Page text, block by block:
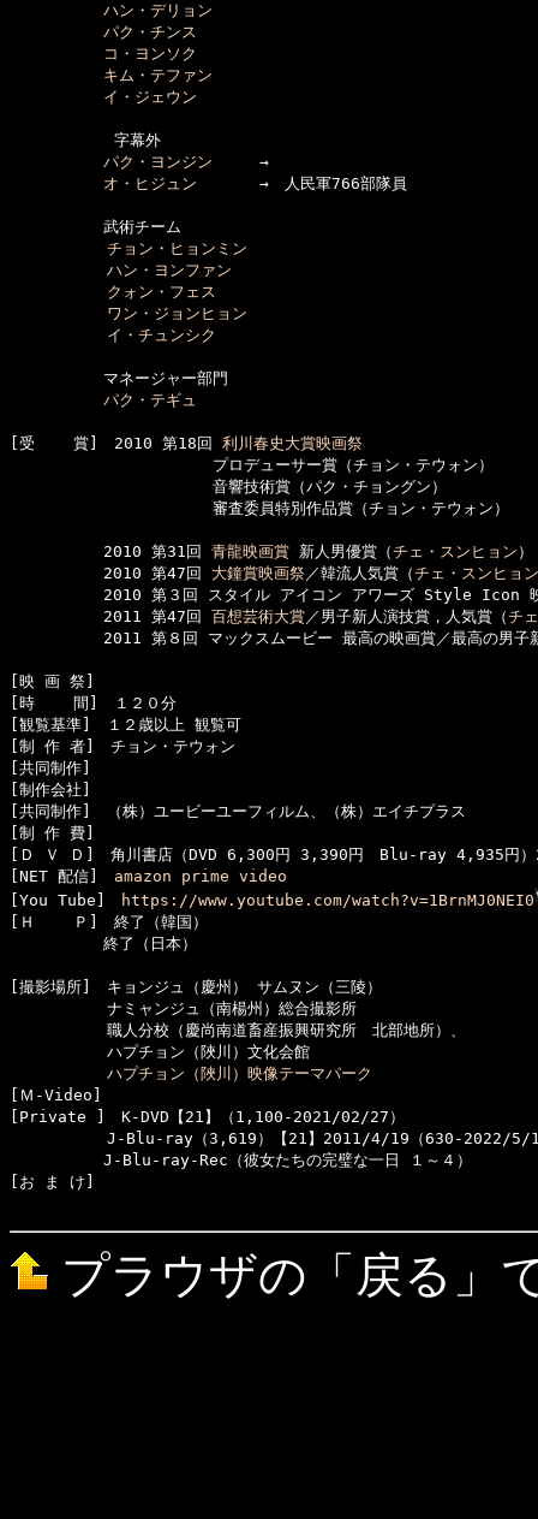
ハン・デリョン
パク・チンス
コ・ヨンソク
キム・テファン
イ・ジェウン
      　　　字幕外
パク・ヨンジン →
オ・ヒジュン →　人民軍766部隊員
武術チーム
チョン・ヒョンミン
ハン・ヨンファン
クォン・フェス
ワン・ジョンヒョン
イ・チュンシク
マネージャー部門
パク・テギュ
[受    賞]　2010 第18回 利川春史大賞映画祭
プロデューサー賞（チョン・テウォン）
音響技術賞（パク・チョングン）
審査委員特別作品賞（チョン・テウォン）
2010 第31回 青龍映画賞 新人男優賞（チェ・スンヒョン ）
2010 第47回 大鐘賞映画祭／韓流人気賞（チェ・スンヒョン
2010 第３回 スタイル アイコン アワーズ Style Icon 映
2011 第47回 百想芸術大賞／男子新人演技賞，人気賞（チ
2011 第８回 マックスムービー 最高の映画賞／最高の男子新
[映 画 祭]
[時    間]　１２０分
[観覧基準]　１２歳以上 観覧可
[制 作 者]　チョン・テウォン
[共同制作]
[制作会社]
[共同制作]　（株）ユービーユーフィルム、（株）エイチプラス
[制 作 費]
[Ｄ Ｖ Ｄ]　角川書店（DVD 6,300円 3,390円　Blu-ray 4,935円
[NET 配信] amazon prime video
[You Tube]
https://www.youtube.com/watch?v=1BrnMJ0NEI0
[Ｈ    Ｐ]　終了（韓国）
終了（日本）
[撮影場所]　キョンジュ（慶州） サムヌン（三陵）
  　　　　　ナミャンジュ（南楊州）総合撮影所
  　　　　　職人分校（慶尚南道畜産振興研究所　北部地所）、
  　　　　　ハプチョン（陜川）文化会館
ハプチョン（陜川）映像テーマパーク
[Ｍ-Video]
[Private ]　K-DVD【21】（1,100-2021/02/27）
　　　　　J-Blu-ray（3,619）【21】2011/4/19（630-2022/5/
J-Blu-ray-Rec（彼女たちの完璧な一日 １～４）
[お ま け]
プラウザの「戻る」